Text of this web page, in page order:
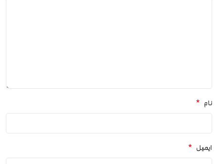
نام *
ایمیل *